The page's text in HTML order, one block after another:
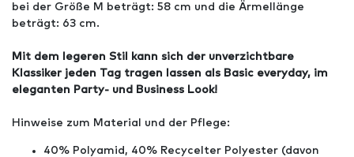
bei der Größe M beträgt: 58 cm und die Ärmellänge
beträgt: 63 cm.
Mit dem legeren Stil kann sich der unverzichtbare
Klassiker jeden Tag tragen lassen als Basic everyday, im
eleganten Party- und Business Look!
Hinweise zum Material und der Pflege:
40% Polyamid, 40% Recycelter Polyester (davon